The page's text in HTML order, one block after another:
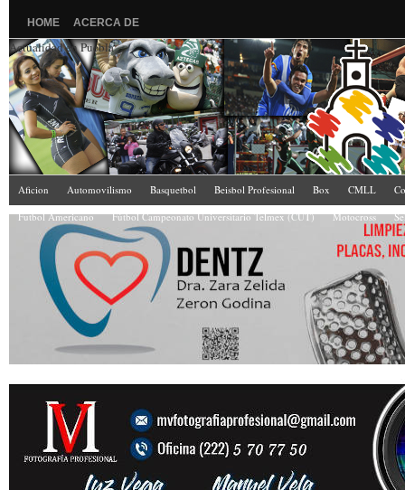
HOME ACERCA DE
Actualidad en Puebla
Aficion Automovilismo Basquetbol Beisbol Profesional Box CMLL
Futbol Americano
Fútbol Campeonato Universitario Telmex (CUT) Motocross